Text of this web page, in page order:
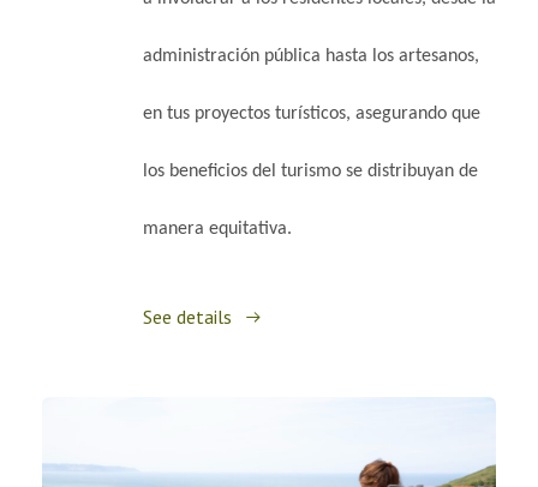
administración pública hasta los artesanos,
en tus proyectos turísticos, asegurando que
los beneficios del turismo se distribuyan de
manera equitativa.
See details